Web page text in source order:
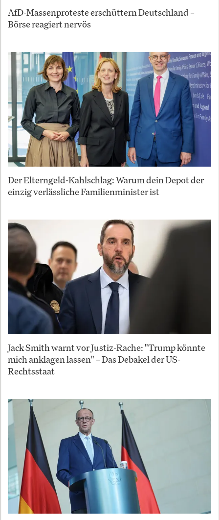
AfD-Massenproteste erschüttern Deutschland –
Börse reagiert nervös
Der Elterngeld-Kahlschlag: Warum dein Depot der
einzig verlässliche Familienminister ist
Jack Smith warnt vor Justiz-Rache: "Trump könnte
mich anklagen lassen" – Das Debakel der US-
Rechtsstaat